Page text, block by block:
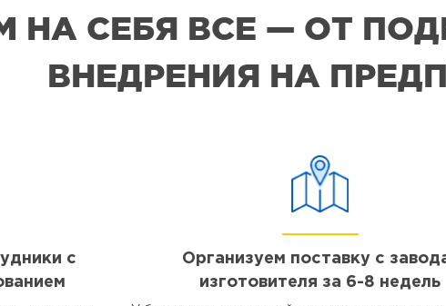
НА СЕБЯ ВСЕ — ОТ
ВНЕДРЕНИЯ НА
с
Организуем поставку с
изготовителя за 6-8 недель